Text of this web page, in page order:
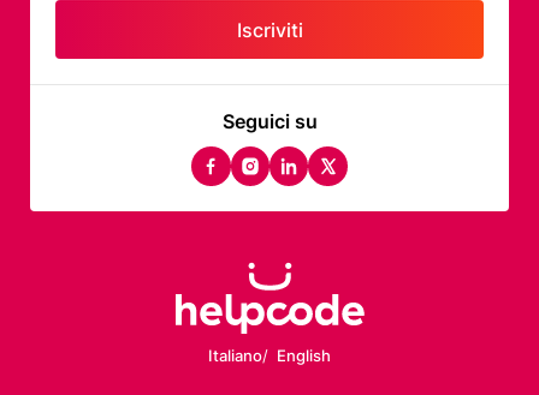
Seguici su
facebook
instagram
linkedin
twitter
Iscriviti
Italiano English